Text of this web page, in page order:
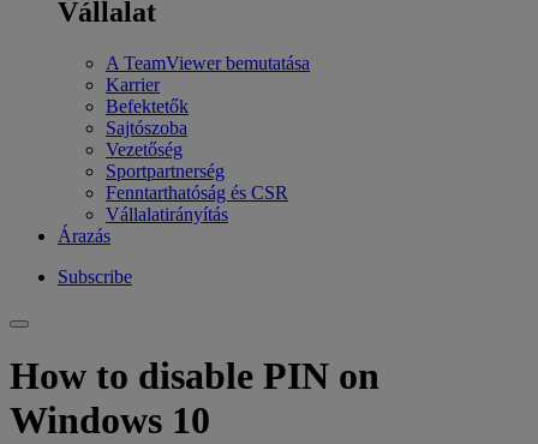
Vállalat
A TeamViewer bemutatása
Karrier
Befektetők
Sajtószoba
Vezetőség
Sportpartnerség
Fenntarthatóság és CSR
Vállalatirányítás
Árazás
Subscribe
How to disable PIN on
Windows 10